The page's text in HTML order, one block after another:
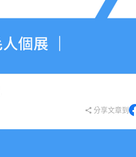
分享文章到